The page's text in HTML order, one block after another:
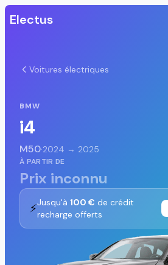
Electus
Voitures électriques
BMW
i4
M50·2024 → 2025
À PARTIR DE
Prix inconnu
⚡Jusqu'à 100 € de crédit
recharge offerts